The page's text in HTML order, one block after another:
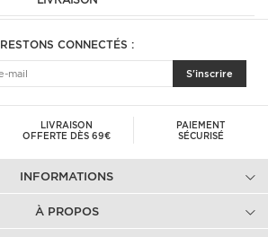
RESTONS CONNECTÉS :
S'inscrire
LIVRAISON
OFFERTE DÈS 69€
PAIEMENT
SÉCURISÉ
INFORMATIONS
À PROPOS